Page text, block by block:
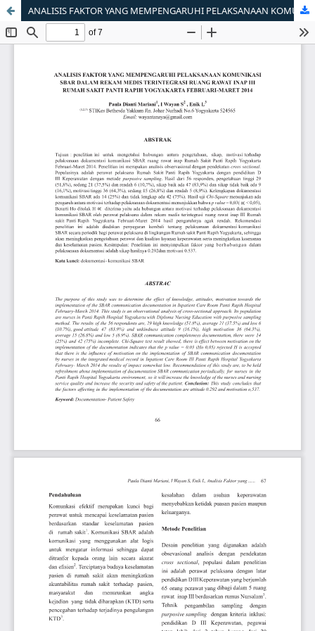
ANALISIS FAKTOR YANG MEMPENGARUHI PELAKSANAAN KOMUNIKASI SBAR DALAM REKAM MEDIS TERINTEGRASI RUANG RAWAT INAP III RUMAH SAKIT PANTI RAPIH YOGYAKARTA FEBRUARI-MARET 2014